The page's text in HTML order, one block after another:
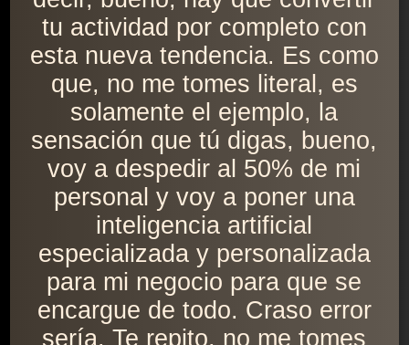
tu actividad por completo con
esta nueva tendencia. Es como
que, no me tomes literal, es
solamente el ejemplo, la
sensación que tú digas, bueno,
voy a despedir al 50% de mi
personal y voy a poner una
inteligencia artificial
especializada y personalizada
para mi negocio para que se
encargue de todo. Craso error
sería. Te repito, no me tomes